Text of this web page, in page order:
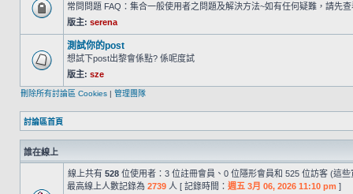
常問問題 FAQ：集合一般使用者之問題及解決方法~如有任何疑難，請先
版主: serena
測試你的post
想試下post出黎會係點? 係呢度試
版主: sze
刪除所有討論區 Cookies | 管理團隊
討論區首頁
誰在線上
線上共有 528 位使用者：3 位註冊會員、0 位隱形會員和 525 位訪客 (這
最高線上人數記錄為 2739 人 [ 記錄時間： 週五 3月 06, 2026 11:10 pm ]